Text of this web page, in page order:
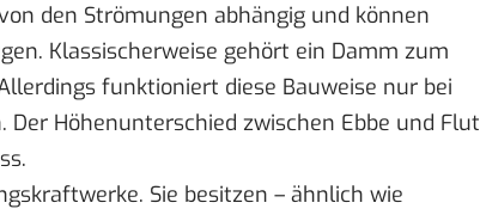
den Strömungen abhängig und können
Klassischerweise gehört ein Damm zum
funktioniert diese Bauweise nur bei
Höhenunterschied zwischen Ebbe und Flut
Sie besitzen – ähnlich wie